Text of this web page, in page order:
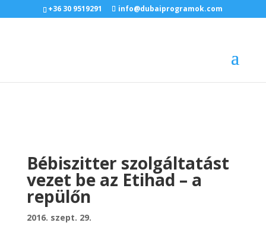
+36 30 9519291 info@dubaiprogramok.com
Bébiszitter szolgáltatást
vezet be az Etihad – a
repülőn
2016. szept. 29.